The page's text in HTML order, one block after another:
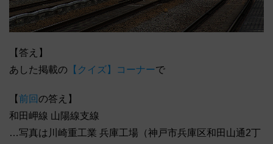
【答え】
あした掲載の 【クイズ】コーナーで
【前回の答え】
和田岬線 山陽線支線
…写真は川崎重工業 兵庫工場（神戸市兵庫区和田山通2丁